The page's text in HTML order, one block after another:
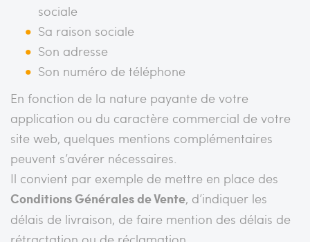
sociale
Sa raison sociale
Son adresse
Son numéro de téléphone
En fonction de la nature payante de votre
application ou du caractère commercial de votre
site web, quelques mentions complémentaires
peuvent s’avérer nécessaires.
Il convient par exemple de mettre en place des
Conditions Générales de Vente, d’indiquer les
délais de livraison, de faire mention des délais de